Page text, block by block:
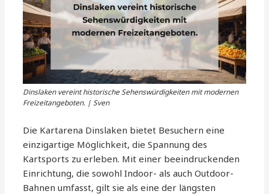
Dinslaken vereint historische Sehenswürdigkeiten mit modernen
Freizeitangeboten. | Sven
Die Kartarena Dinslaken bietet Besuchern eine
einzigartige Möglichkeit, die Spannung des
Kartsports zu erleben. Mit einer beeindruckenden
Einrichtung, die sowohl Indoor- als auch Outdoor-
Bahnen umfasst, gilt sie als eine der längsten